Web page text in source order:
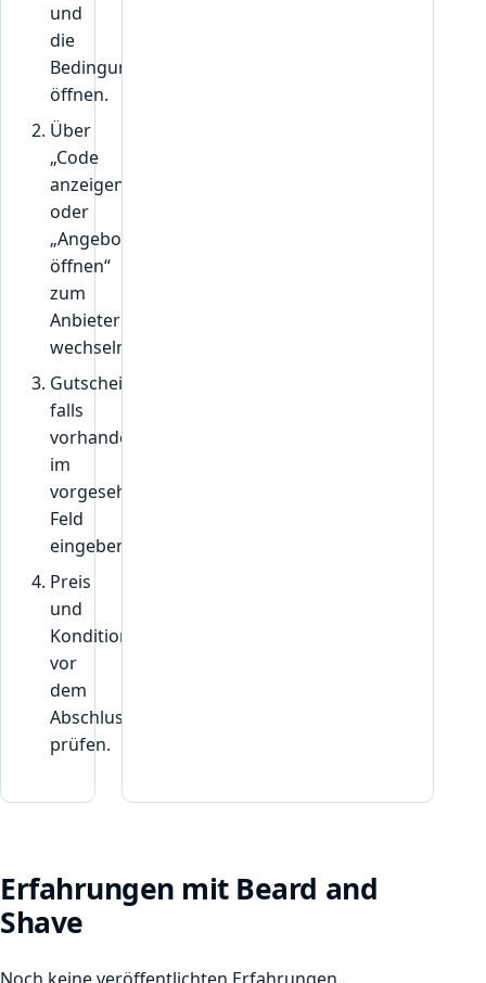
und
die
Bedingungen
öffnen.
Über
„Code
anzeigen“
oder
„Angebot
öffnen“
zum
Anbieter
wechseln.
Gutscheincode,
falls
vorhanden,
im
vorgesehenen
Feld
eingeben.
Preis
und
Konditionen
vor
dem
Abschluss
prüfen.
Erfahrungen mit Beard and
Shave